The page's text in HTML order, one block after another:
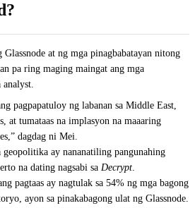
at ng mga pinagbabatayan nitong
pa ring maging maingat ang mga
analyst.
pagpapatuloy ng labanan sa Middle East,
at tumataas na implasyon na maaaring
dagdag ni Mei.
ay nananatiling pangunahing
na dating nagsabi sa Decrypt.
pagtaas ay nagtulak sa 54% ng mga bagong
ayon sa pinakabagong ulat ng Glassnode.